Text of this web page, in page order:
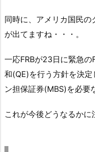
同時に、アメリカ国民
が出てますね・・・。
一応FRBが23日に緊急
和(QE)を行う方針を決
ン担保証券(MBS)を必要
これが今後どうなるかに